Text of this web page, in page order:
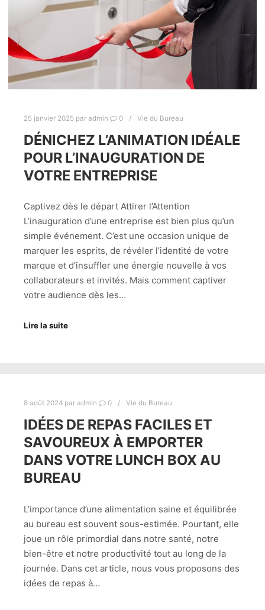
25 janvier 2025 par admin 0 Vie du Bureau
DÉNICHEZ L’ANIMATION IDÉALE
POUR L’INAUGURATION DE
VOTRE ENTREPRISE
Captivez dès le départ Attirer l’Attention
L’inauguration d’une entreprise est bien plus qu’un
simple événement. C’est une occasion unique de
marquer les esprits, de révéler l’identité de votre
marque et d’insuffler une énergie nouvelle à vos
collaborateurs et invités. Mais comment captiver
votre audience dès les…
Lire la suite
8 août 2024 par admin 0 Vie du Bureau
IDÉES DE REPAS FACILES ET
SAVOUREUX À EMPORTER
DANS VOTRE LUNCH BOX AU
BUREAU
L’importance d’une alimentation saine et équilibrée
au bureau est souvent sous-estimée. Pourtant, elle
joue un rôle primordial dans notre santé, notre
bien-être et notre productivité tout au long de la
journée. Dans cet article, nous vous proposons des
idées de repas à…